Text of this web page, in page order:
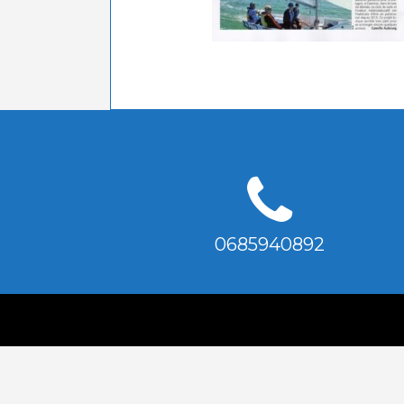
0685940892